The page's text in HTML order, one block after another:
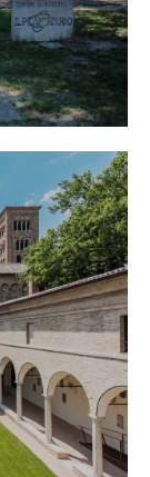
bellezza